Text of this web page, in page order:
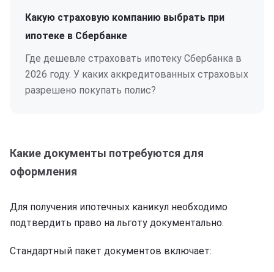
Какую страховую компанию выбрать при
ипотеке в Сбербанке
Где дешевле страховать ипотеку Сбербанка в
2026 году. У каких аккредитованных страховых
разрешено покупать полис?
Какие документы потребуются для
оформления
Для получения ипотечных каникул необходимо
подтвердить право на льготу документально.
Стандартный пакет документов включает: